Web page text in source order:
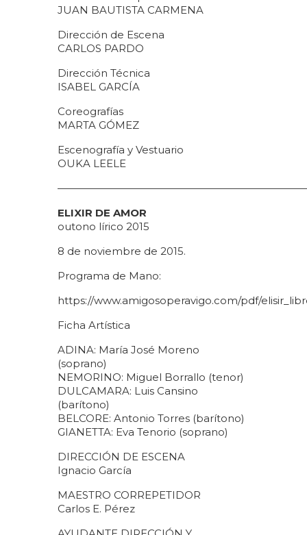
JUAN BAUTISTA CARMENA
Dirección de Escena
CARLOS PARDO
Dirección Técnica
ISABEL GARCÍA
Coreografías
MARTA GÓMEZ
Escenografía y Vestuario
OUKA LEELE
ELIXIR DE AMOR
outono lírico 2015
8 de noviembre de 2015.
Programa de Mano:
https://www.amigosoperavigo.com/pdf/
Ficha Artística
ADINA: María José Moreno
(soprano)
NEMORINO: Miguel Borrallo (tenor)
DULCAMARA: Luis Cansino
(barítono)
BELCORE: Antonio Torres (barítono)
GIANETTA: Eva Tenorio (soprano)
DIRECCIÓN DE ESCENA
Ignacio García
MAESTRO CORREPETIDOR
Carlos E. Pérez